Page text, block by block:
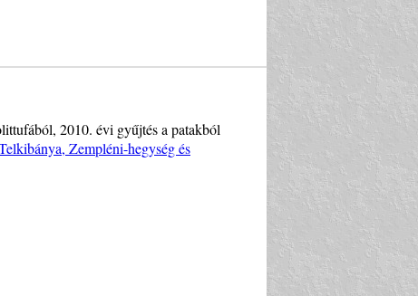
2010. évi gyűjtés a patakból
Zempléni-hegység és